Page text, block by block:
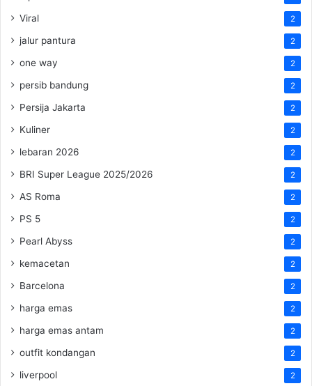
Viral 2
jalur pantura 2
one way 2
persib bandung 2
Persija Jakarta 2
Kuliner 2
lebaran 2026 2
BRI Super League 2025/2026 2
AS Roma 2
PS 5 2
Pearl Abyss 2
kemacetan 2
Barcelona 2
harga emas 2
harga emas antam 2
outfit kondangan 2
liverpool 2